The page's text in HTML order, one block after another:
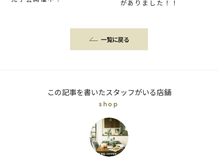
一覧に戻る
がありました！！
この記事を書いたスタッフがいる店舗
shop